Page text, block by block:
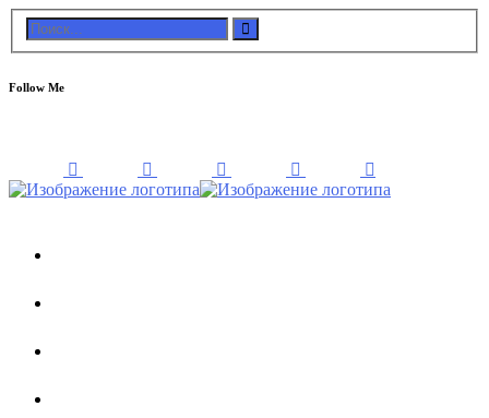
Follow Me